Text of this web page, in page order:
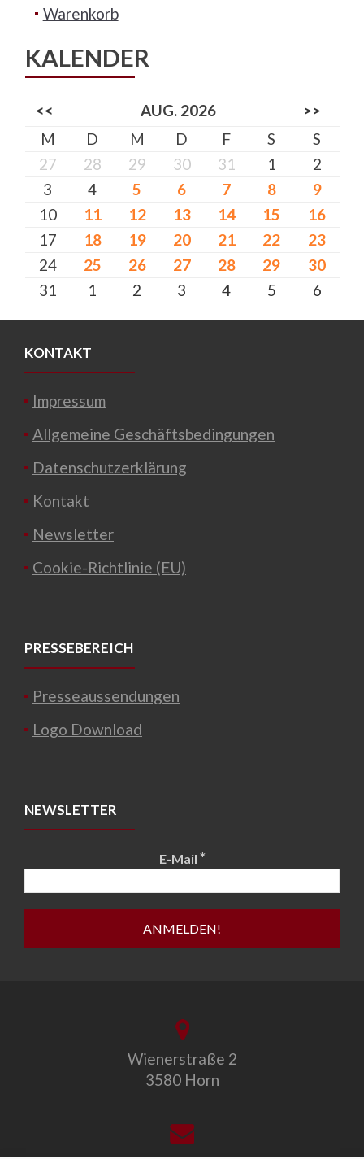
Warenkorb
KALENDER
<< AUG. 2026
>>
M
D M D F S
S
27
28 29 30 31 1
2
3
4 5 6 7 8
9
10
11 12 13 14 15
16
17
18 19 20 21 22
23
24
25 26 27 28 29
30
31
1 2 3 4 5 6
KONTAKT
Impressum
Allgemeine Geschäftsbedingungen
Datenschutzerklärung
Kontakt
Newsletter
Cookie-Richtlinie (EU)
PRESSEBEREICH
Presseaussendungen
Logo Download
NEWSLETTER
E-Mail *
Wienerstraße 2
3580 Horn